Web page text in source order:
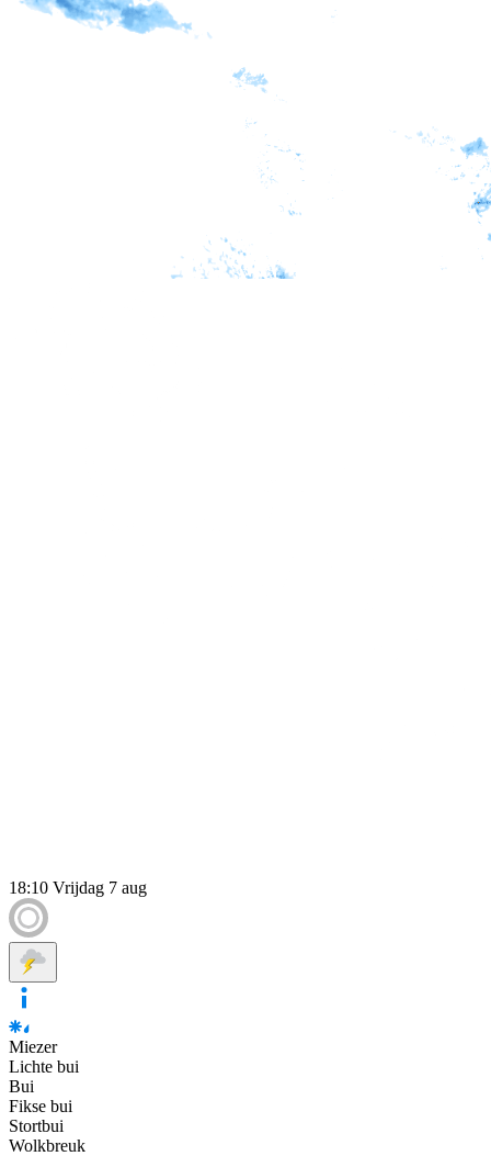
18:10 Vrijdag 7 aug
Miezer
Lichte bui
Bui
Fikse bui
Stortbui
Wolkbreuk